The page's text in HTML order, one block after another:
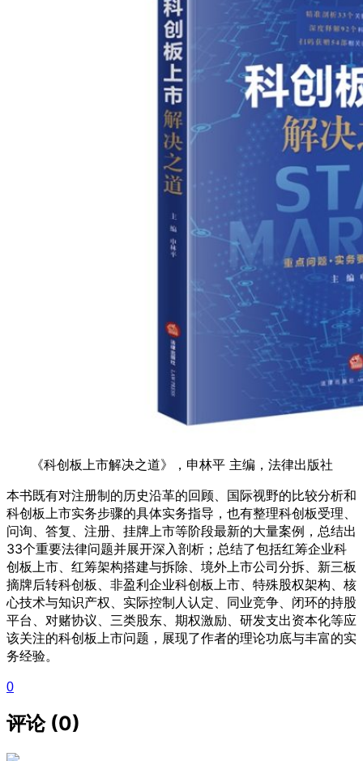
《科创板上市解决之道》，申林平 主编，法律出版社
本书既有对注册制的历史沿革的回顾、国际视野的比较分析和
科创板上市实务步骤的具体实务指导，也有整理科创板受理、
问询、答复、注册、挂牌上市等阶段最新的大量案例，总结出
33个重要法律问题并展开深入剖析；总结了包括红筹企业科
创板上市、红筹架构搭建与拆除、境外上市公司分拆、新三板
摘牌后转科创板、非盈利企业科创板上市、特殊股权架构、核
心技术与知识产权、实际控制人认定、同业竞争、闭环的持股
平台、对赌协议、三类股东、期权激励、研发支出资本化等应
该关注的科创板上市问题，展现了作者的理论功底与丰富的实
务经验。
0
评论 (0)